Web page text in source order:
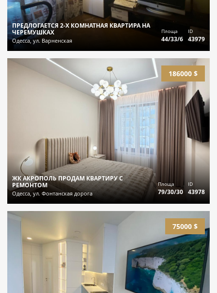
ПРЕДЛОГАЕТСЯ 2-Х КОМНАТНАЯ КВАРТИРА НА
ЧЕРЕМУШКАХ
Одесса, ул. Варненская
Площа
44/33/6
ID
43979
186000 $
ЖК АКРОПОЛЬ ПРОДАМ КВАРТИРУ С
РЕМОНТОМ
Одесса, ул. Фонтанская дорога
Площа
79/30/30
ID
43978
75000 $